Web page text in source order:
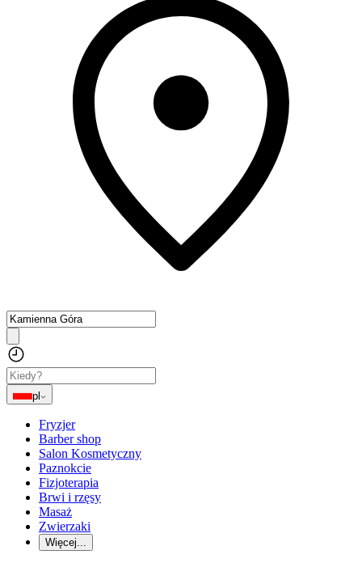
pl
Fryzjer
Barber shop
Salon Kosmetyczny
Paznokcie
Fizjoterapia
Brwi i rzęsy
Masaż
Zwierzaki
Więcej...